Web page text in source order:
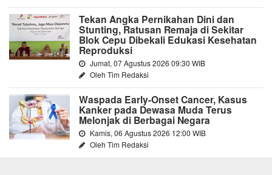
Tekan Angka Pernikahan Dini dan
Stunting, Ratusan Remaja di Sekitar
Blok Cepu Dibekali Edukasi Kesehatan
Reproduksi
Jumat, 07 Agustus 2026 09:30 WIB
Oleh Tim Redaksi
Waspada Early-Onset Cancer, Kasus
Kanker pada Dewasa Muda Terus
Melonjak di Berbagai Negara
Kamis, 06 Agustus 2026 12:00 WIB
Oleh Tim Redaksi